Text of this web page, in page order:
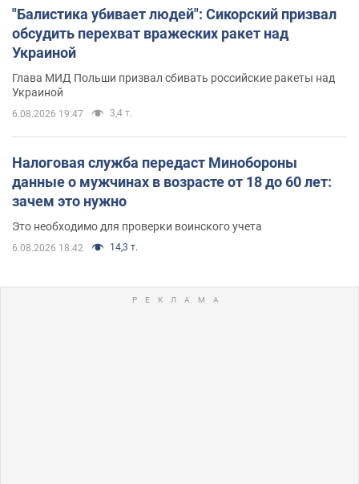
"Балистика убивает людей": Сикорский призвал
обсудить перехват вражеских ракет над
Украиной
Глава МИД Польши призвал сбивать российские ракеты над
Украиной
6.08.2026 19:47 3,4 т.
Налоговая служба передаст Минобороны
данные о мужчинах в возрасте от 18 до 60 лет:
зачем это нужно
Это необходимо для проверки воинского учета
6.08.2026 18:42 14,3 т.